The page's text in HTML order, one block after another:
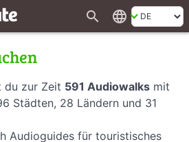
search language
du zur Zeit 591 Audiowalks mit
Städten, 28 Ländern und 31
Audioguides für touristisches